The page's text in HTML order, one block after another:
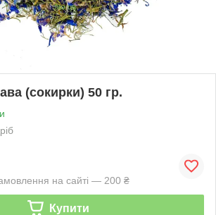
(сокирки) 50 гр.
на сайті — 200 ₴
Купити